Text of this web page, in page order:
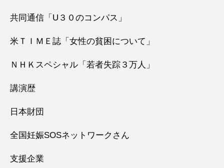
共同通信「U３０のコンパス」
米ＴＩＭＥ誌「女性の貧困について」
ＮＨＫスペシャル「若者失踪３万人」
講演歴
日本財団
全国妊娠SOSネットワークさん
支援企業